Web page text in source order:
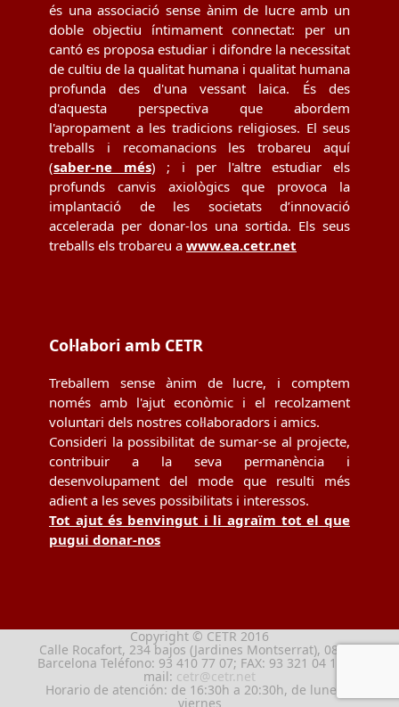
és una associació sense ànim de lucre amb un
doble objectiu íntimament connectat: per un
cantó es proposa estudiar i difondre la necessitat
de cultiu de la qualitat humana i qualitat humana
profunda des d'una vessant laica. És des
d'aquesta perspectiva que abordem
l'apropament a les tradicions religioses. El seus
treballs i recomanacions les trobareu aquí
(saber-ne més) ; i per l'altre estudiar els
profunds canvis axiològics que provoca la
implantació de les societats d’innovació
accelerada per donar-los una sortida. Els seus
treballs els trobareu a www.ea.cetr.net
Col·labori amb CETR
Treballem sense ànim de lucre, i comptem
només amb l'ajut econòmic i el recolzament
voluntari dels nostres col·laboradors i amics.
Consideri la possibilitat de sumar-se al projecte,
contribuir a la seva permanència i
desenvolupament del mode que resulti més
adient a les seves possibilitats i interessos.
Tot ajut és benvingut i li agraïm tot el que
pugui donar-nos
Copyright © CETR 2016
Calle Rocafort, 234 bajos (Jardines Montserrat), 08029
Barcelona Teléfono: 93 410 77 07; FAX: 93 321 04 13; e-
mail: cetr@cetr.net
Horario de atención: de 16:30h a 20:30h, de lunes a
viernes